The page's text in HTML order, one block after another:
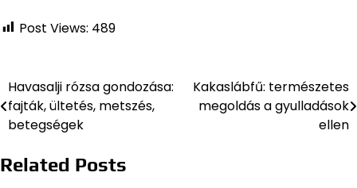
Post Views: 489
Bejegyzés
navigáció
Havasalji rózsa gondozása:
fajták, ültetés, metszés,
betegségek
Kakaslábfű: természetes
megoldás a gyulladások
ellen
Related Posts